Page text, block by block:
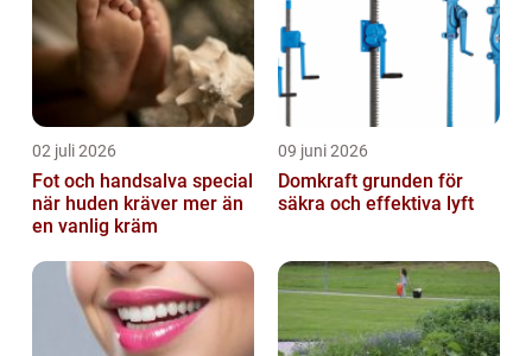
02 juli 2026
Fot och handsalva special
när huden kräver mer än
en vanlig kräm
09 juni 2026
Domkraft grunden för
säkra och effektiva lyft